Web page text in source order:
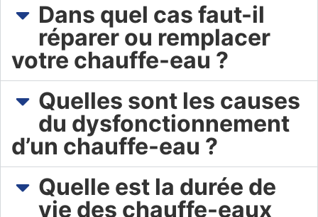
Dans quel cas faut-il
réparer ou remplacer
votre chauffe-eau ?
Quelles sont les causes
du dysfonctionnement
d’un chauffe-eau ?
Quelle est la durée de
vie des chauffe-eaux